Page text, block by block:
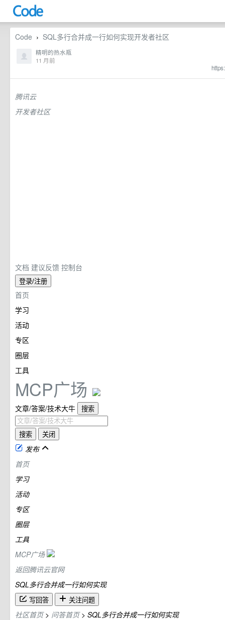
Code › SQL多行合并成一行如何实现开发者社区
精明的热水瓶
11 月前
腾讯云
开发者社区
文档 建议反馈 控制台
登录/注册
首页
学习
活动
专区
圈层
工具
MCP广场
文章/答案/技术大牛 搜索
搜索 关闭
发布
首页
学习
活动
专区
圈层
工具
MCP广场
返回腾讯云官网
SQL多行合并成一行如何实现
写回答 关注问题
社区首页> 问答首页> SQL多行合并成一行如何实现